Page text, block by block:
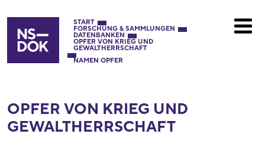
START
FORSCHUNG & SAMMLUNGEN
DATENBANKEN
OPFER VON KRIEG UND
GEWALTHERRSCHAFT
NAMEN OPFER
OPFER VON KRIEG UND
GEWALTHERRSCHAFT